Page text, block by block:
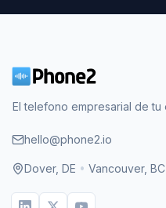
El telefono empresarial de tu
hello@phone2.io
Dover, DE • Vancouver, BC